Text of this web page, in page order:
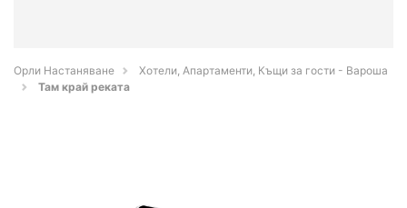
Орли Настаняване
Хотели, Апартаменти, Къщи за гости - Вароша
Там край реката